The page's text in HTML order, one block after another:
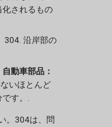
されるもの
304. 沿岸部の
動車部品：
いほとんど
す。.
。304は、問